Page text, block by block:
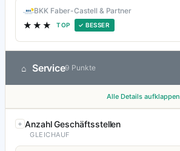
BKK Faber-Castell & Partner
★★★ TOP ✓ BESSER
⌂ Service9 Punkte
Alle Details aufklappen
Anzahl Geschäftsstellen
GLEICHAUF